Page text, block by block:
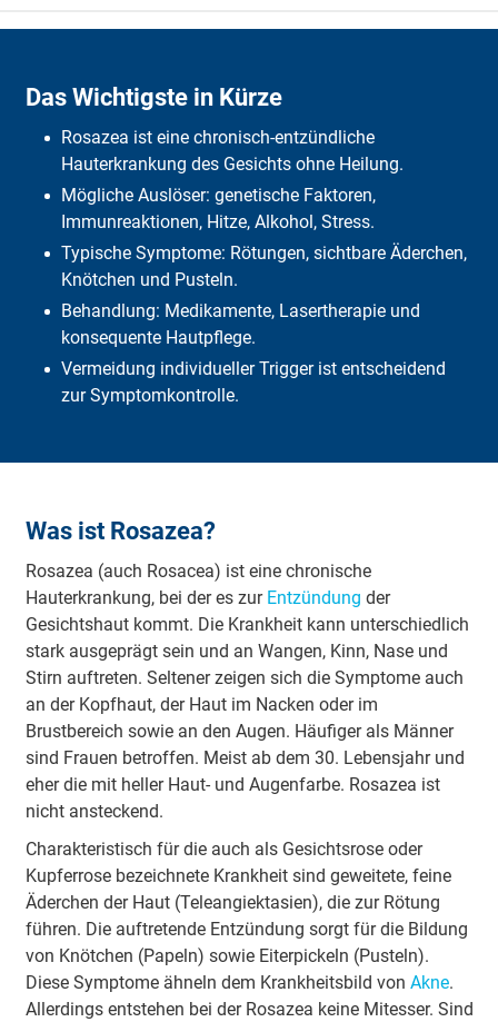
Symptome
Ernährungstipps
Ursachen
Behandlung
Was bezahlt die Krankenkasse und was muss man selbst
bezahlen?
Was übernimmt die DFV?
Fazit
Das Wichtigste in Kürze
Rosazea ist eine chronisch-entzündliche
Hauterkrankung des Gesichts ohne Heilung.
Mögliche Auslöser: genetische Faktoren,
Immunreaktionen, Hitze, Alkohol, Stress.
Typische Symptome: Rötungen, sichtbare Äderchen,
Knötchen und Pusteln.
Behandlung: Medikamente, Lasertherapie und
konsequente Hautpflege.
Vermeidung individueller Trigger ist entscheidend
zur Symptomkontrolle.
Was ist Rosazea?
Rosazea (auch Rosacea) ist eine chronische
Hauterkrankung, bei der es zur Entzündung der
Gesichtshaut kommt. Die Krankheit kann unterschiedlich
stark ausgeprägt sein und an Wangen, Kinn, Nase und
Stirn auftreten. Seltener zeigen sich die Symptome auch
an der Kopfhaut, der Haut im Nacken oder im
Brustbereich sowie an den Augen. Häufiger als Männer
sind Frauen betroffen. Meist ab dem 30. Lebensjahr und
eher die mit heller Haut- und Augenfarbe. Rosazea ist
nicht ansteckend.
Charakteristisch für die auch als Gesichtsrose oder
Kupferrose bezeichnete Krankheit sind geweitete, feine
Äderchen der Haut (Teleangiektasien), die zur Rötung
führen. Die auftretende Entzündung sorgt für die Bildung
von Knötchen (Papeln) sowie Eiterpickeln (Pusteln).
Diese Symptome ähneln dem Krankheitsbild von Akne.
Allerdings entstehen bei der Rosazea keine Mitesser. Sind